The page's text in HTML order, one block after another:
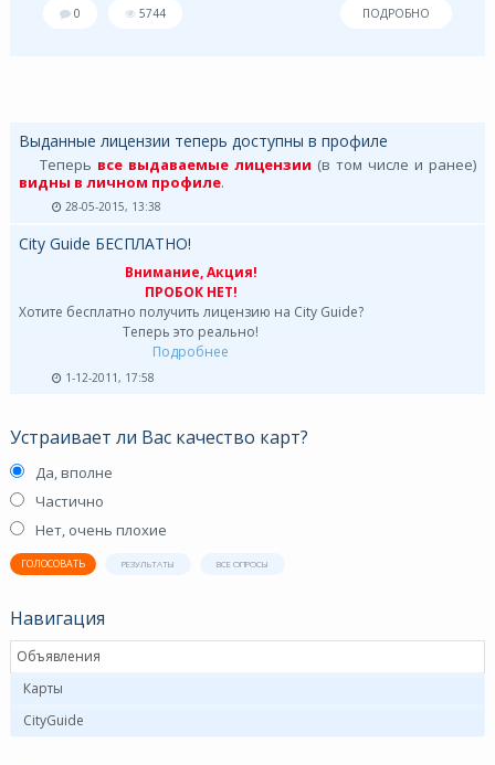
0 5744 ПОДРОБНО
Выданные лицензии теперь доступны в профиле
Теперь все выдаваемые лицензии (в том числе и ранее)
видны в личном профиле.
28-05-2015, 13:38
City Guide БЕСПЛАТНО!
Внимание, Акция!
ПРОБОК НЕТ!
Хотите бесплатно получить лицензию на City Guide?
Теперь это реально!
Подробнее
1-12-2011, 17:58
Устраивает ли Вас качество карт?
Да, вполне
Частично
Нет, очень плохие
ГОЛОСОВАТЬ РЕЗУЛЬТАТЫ ВСЕ ОПРОСЫ
Навигация
Объявления
Карты
CityGuide